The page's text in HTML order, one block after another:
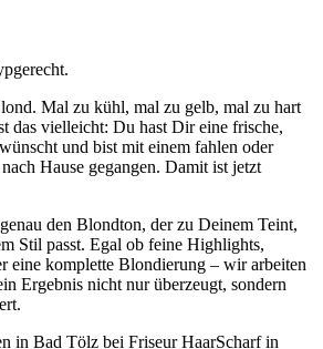
Mal zu kühl, mal zu gelb, mal zu hart
das vielleicht: Du hast Dir eine frische,
und bist mit einem fahlen oder
Hause gegangen. Damit ist jetzt
den Blondton, der zu Deinem Teint,
Stil passt. Egal ob feine Highlights,
eine komplette Blondierung – wir arbeiten
Ergebnis nicht nur überzeugt, sondern